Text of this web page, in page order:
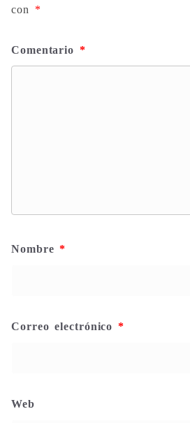
con *
Comentario *
Nombre*
Correo electrónico*
Web